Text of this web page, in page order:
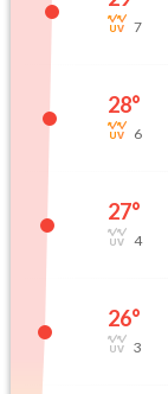
7
28°
6
27°
4
26°
3